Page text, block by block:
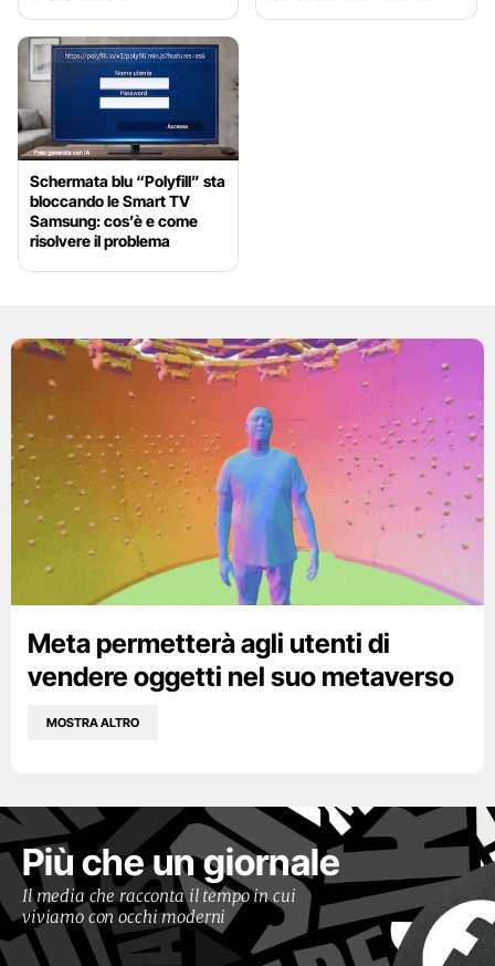
Schermata blu “Polyfill” sta
bloccando le Smart TV
Samsung: cos’è e come
risolvere il problema
Meta permetterà agli utenti di
vendere oggetti nel suo metaverso
MOSTRA ALTRO
Più che un giornale
Il media che racconta il tempo in cui
viviamo con occhi moderni